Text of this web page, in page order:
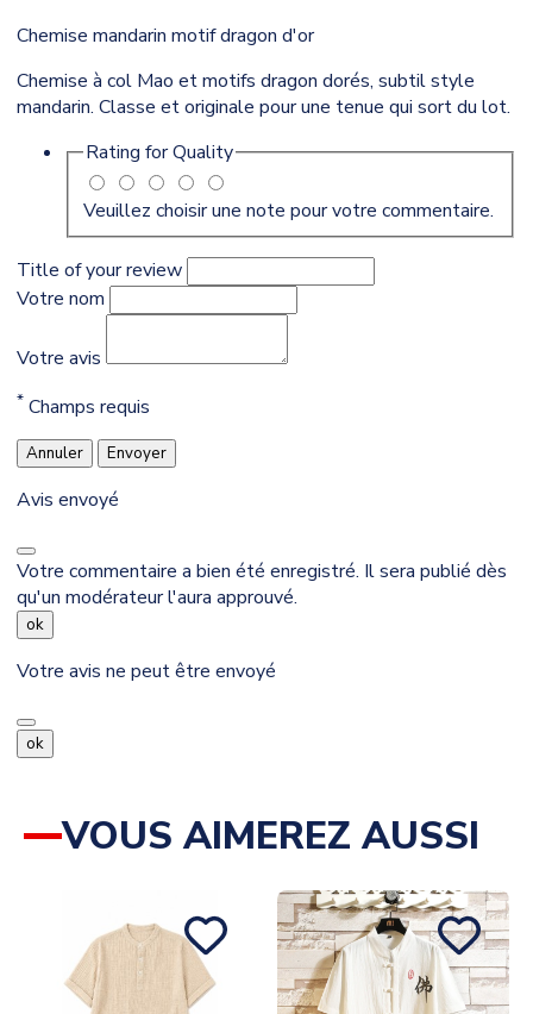
Chemise mandarin motif dragon d'or
Chemise à col Mao et motifs dragon dorés, subtil style
mandarin. Classe et originale pour une tenue qui sort du lot.
Rating forQuality
Veuillez choisir une note pour votre commentaire.
Title of your review
Votre nom
Votre avis
* Champs requis
Annuler Envoyer
Avis envoyé
Votre commentaire a bien été enregistré. Il sera publié dès
qu'un modérateur l'aura approuvé.
ok
Votre avis ne peut être envoyé
ok
VOUS AIMEREZ AUSSI